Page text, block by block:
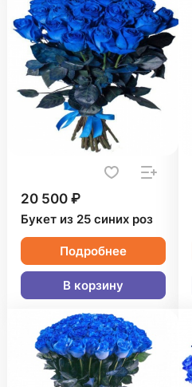
20 500 ₽
Букет из 25 синих роз
Подробнее
В корзину